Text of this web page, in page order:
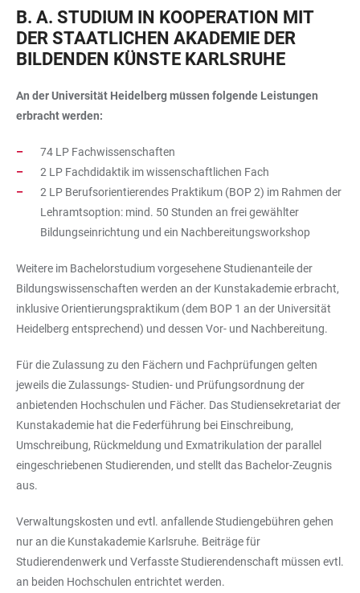
B. A. STUDIUM IN KOOPERATION MIT
DER STAATLICHEN AKADEMIE DER
BILDENDEN KÜNSTE KARLSRUHE
An der Universität Heidelberg müssen folgende Leistungen
erbracht werden:
74 LP Fachwissenschaften
2 LP Fachdidaktik im wissenschaftlichen Fach
2 LP Berufsorientierendes Praktikum (BOP 2) im Rahmen der
Lehramtsoption: mind. 50 Stunden an frei gewählter
Bildungseinrichtung und ein Nachbereitungsworkshop
Weitere im Bachelorstudium vorgesehene Studienanteile der
Bildungswissenschaften werden an der Kunstakademie erbracht,
inklusive Orientierungspraktikum (dem BOP 1 an der Universität
Heidelberg entsprechend) und dessen Vor- und Nachbereitung.
Für die Zulassung zu den Fächern und Fachprüfungen gelten
jeweils die Zulassungs- Studien- und Prüfungsordnung der
anbietenden Hochschulen und Fächer. Das Studiensekretariat der
Kunstakademie hat die Federführung bei Einschreibung,
Umschreibung, Rückmeldung und Exmatrikulation der parallel
eingeschriebenen Studierenden, und stellt das Bachelor-Zeugnis
aus.
Verwaltungskosten und evtl. anfallende Studiengebühren gehen
nur an die Kunstakademie Karlsruhe. Beiträge für
Studierendenwerk und Verfasste Studierendenschaft müssen evtl.
an beiden Hochschulen entrichtet werden.